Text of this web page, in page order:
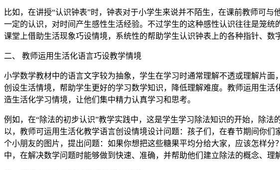
比如，在讲授“认识钟表”时，钟表对于小学生来说并不陌生，在课前教师可
一定的认识，对时间产生感性生活经验。不过学生的这种感性认识往往是笼
课堂上借助生活现象巧设情境，系统性的帮助学生认识钟表上的各种指针、
二、 教师运用生活化语言巧设教学情境
小学数学教材中的语言文字较为抽象，学生在学习时通常理解不透或理解片
创设生活情境，帮助学生更好的学习数学知识，降低理解难度。教师运用生
造生活化学习情境，让他们集中精力认真学习和思考。
例如，在“除法的初步认识”教学实践中，这是学生学习除法知识的开始，除
以，教师可运用生活化教学语言创设情境设计问题：孩子们，在春节期间你
个小朋友的图片，提出问题：如果你想把这些糖果平均分给大家，应该怎样
中，在解决数学问题时能够做到快速、准确，并帮助他们建立除法的概念、理